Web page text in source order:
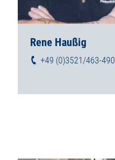
Rene Haußig
+49 (0)3521/463-490